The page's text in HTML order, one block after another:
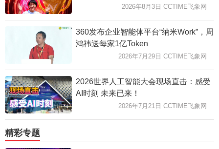
2026年8月3日 CCTIME飞象网
360发布企业智能体平台“纳米Work”，周
鸿祎送每家1亿Token
2026年7月29日 CCTIME飞象网
2026世界人工智能大会现场直击：感受
AI时刻 未来已来！
2026年7月21日 CCTIME飞象网
精彩专题